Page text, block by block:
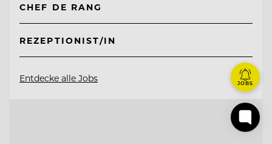
CHEF DE RANG
REZEPTIONIST/IN
Entdecke alle Jobs JOBS